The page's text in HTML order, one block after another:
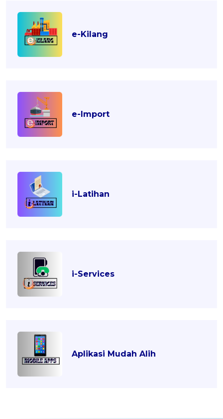
e-Kilang
e-Import
i-Latihan
i-Services
Aplikasi Mudah Alih